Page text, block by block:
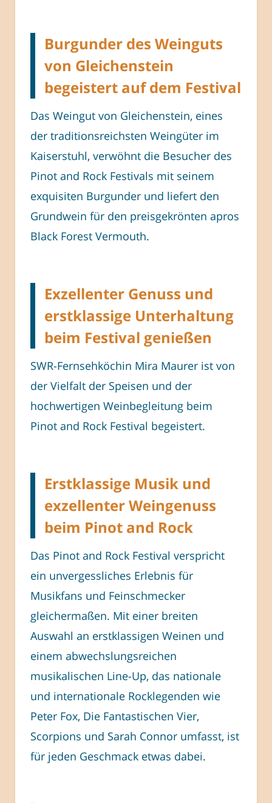
Burgunder des Weinguts
von Gleichenstein
begeistert auf dem Festival
Das Weingut von Gleichenstein, eines
der traditionsreichsten Weingüter im
Kaiserstuhl, verwöhnt die Besucher des
Pinot and Rock Festivals mit seinem
exquisiten Burgunder und liefert den
Grundwein für den preisgekrönten apros
Black Forest Vermouth.
Exzellenter Genuss und
erstklassige Unterhaltung
beim Festival genießen
SWR-Fernsehköchin Mira Maurer ist von
der Vielfalt der Speisen und der
hochwertigen Weinbegleitung beim
Pinot and Rock Festival begeistert.
Erstklassige Musik und
exzellenter Weingenuss
beim Pinot and Rock
Das Pinot and Rock Festival verspricht
ein unvergessliches Erlebnis für
Musikfans und Feinschmecker
gleichermaßen. Mit einer breiten
Auswahl an erstklassigen Weinen und
einem abwechslungsreichen
musikalischen Line-Up, das nationale
und internationale Rocklegenden wie
Peter Fox, Die Fantastischen Vier,
Scorpions und Sarah Connor umfasst, ist
für jeden Geschmack etwas dabei.